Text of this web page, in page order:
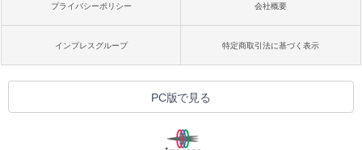
プライバシーポリシー 会社概要
インプレスグループ 特定商取引法に基づく表示
PC版で見る